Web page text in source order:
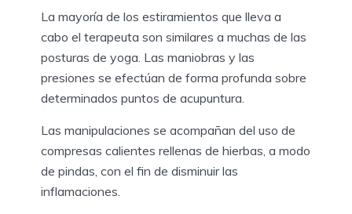
La mayoría de los estiramientos que lleva a
cabo el terapeuta son similares a muchas de las
posturas de yoga. Las maniobras y las
presiones se efectúan de forma profunda sobre
determinados puntos de acupuntura.
Las manipulaciones se acompañan del uso de
compresas calientes rellenas de hierbas, a modo
de pindas, con el fin de disminuir las
inflamaciones.